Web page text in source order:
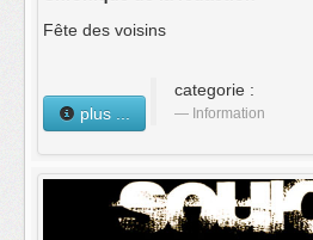
Fête des voisins
plus ...
categorie :
Information